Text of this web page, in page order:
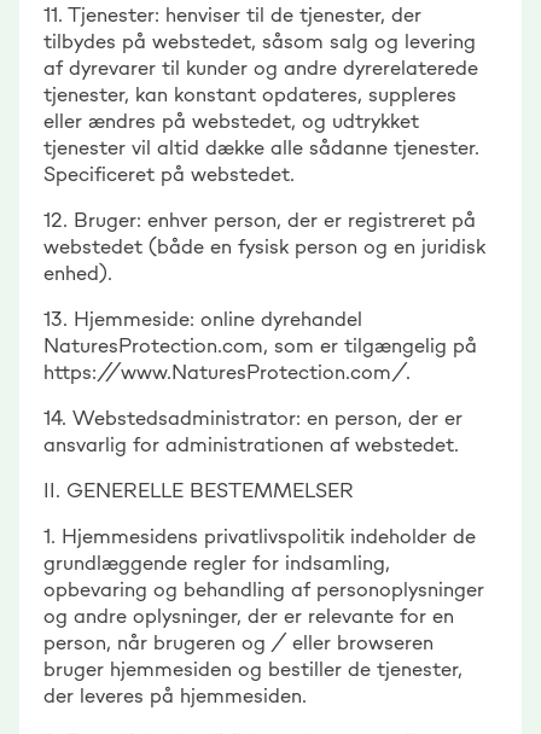
11. Tjenester: henviser til de tjenester, der
tilbydes på webstedet, såsom salg og levering
af dyrevarer til kunder og andre dyrerelaterede
tjenester, kan konstant opdateres, suppleres
eller ændres på webstedet, og udtrykket
tjenester vil altid dække alle sådanne tjenester.
Specificeret på webstedet.
12. Bruger: enhver person, der er registreret på
webstedet (både en fysisk person og en juridisk
enhed).
13. Hjemmeside: online dyrehandel
NaturesProtection.com, som er tilgængelig på
https://www.NaturesProtection.com/.
14. Webstedsadministrator: en person, der er
ansvarlig for administrationen af webstedet.
II. GENERELLE BESTEMMELSER
1. Hjemmesidens privatlivspolitik indeholder de
grundlæggende regler for indsamling,
opbevaring og behandling af personoplysninger
og andre oplysninger, der er relevante for en
person, når brugeren og / eller browseren
bruger hjemmesiden og bestiller de tjenester,
der leveres på hjemmesiden.